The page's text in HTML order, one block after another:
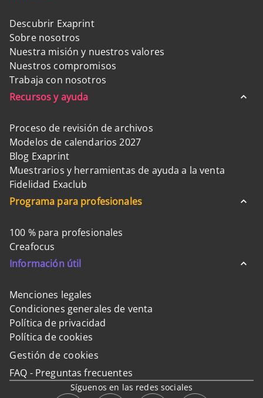
Descubrir Exaprint
Sobre nosotros
Nuestra misión y nuestros valores
Nuestros compromisos
Trabaja con nosotros
Recursos y ayuda
Proceso de revisión de archivos
Modelos de calendarios 2027
Blog Exaprint
Muestrarios y herramientas de ayuda a la venta
Fidelidad Exaclub
Programa para profesionales
100 % para profesionales
Creafocus
Información útil
Menciones legales
Condiciones generales de venta
Política de privacidad
Política de cookies
Gestión de cookies
FAQ - Preguntas frecuentes
Síguenos en las redes sociales